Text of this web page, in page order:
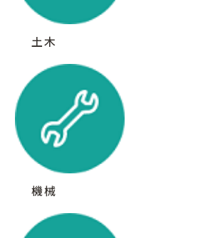
土木
機械